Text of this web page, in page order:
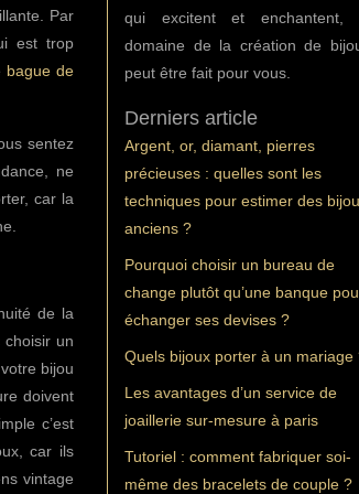
Par
est trop
bague de
sentez
ne
car la
de la
un
bijou
doivent
c’est
car ils
vintage
qui excitent et enchantent,
domaine de la création de
peut être fait pour vous.
Derniers article
Argent, or, diamant, pierres
précieuses : quelles sont les
techniques pour estimer des
anciens ?
Pourquoi choisir un bureau de
change plutôt qu’une banque
échanger ses devises ?
Quels bijoux porter à un mariage
Les avantages d’un service de
joaillerie sur-mesure à paris
Tutoriel : comment fabriquer soi-
même des bracelets de couple ?